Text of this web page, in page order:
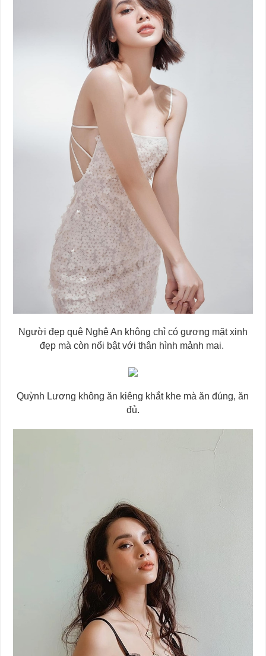
Người đẹp quê Nghệ An không chỉ có gương mặt xinh
đẹp mà còn nổi bật với thân hình mảnh mai.
Quỳnh Lương không ăn kiêng khắt khe mà ăn đúng, ăn
đủ.